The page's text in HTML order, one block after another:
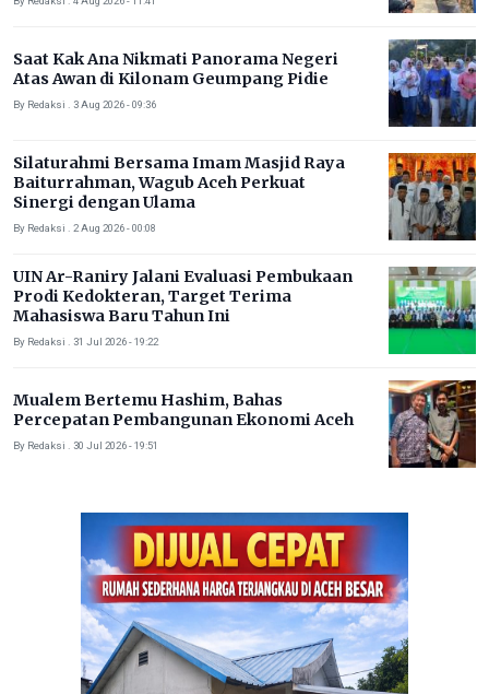
Saat Kak Ana Nikmati Panorama Negeri
Atas Awan di Kilonam Geumpang Pidie
By Redaksi . 3 Aug 2026 - 09:36
Silaturahmi Bersama Imam Masjid Raya
Baiturrahman, Wagub Aceh Perkuat
Sinergi dengan Ulama
By Redaksi . 2 Aug 2026 - 00:08
UIN Ar-Raniry Jalani Evaluasi Pembukaan
Prodi Kedokteran, Target Terima
Mahasiswa Baru Tahun Ini
By Redaksi . 31 Jul 2026 - 19:22
Mualem Bertemu Hashim, Bahas
Percepatan Pembangunan Ekonomi Aceh
By Redaksi . 30 Jul 2026 - 19:51